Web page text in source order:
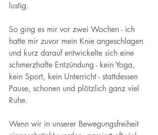
lustig.
So ging es mir vor zwei Wochen - ich
hatte mir zuvor mein Knie angeschlagen
und kurz darauf entwickelte sich eine
schmerzhafte Entzündung - kein Yoga,
kein Sport, kein Unterricht - stattdessen
Pause, schonen und plötzlich ganz viel
Ruhe.
Wenn wir in unserer Bewegungsfreiheit